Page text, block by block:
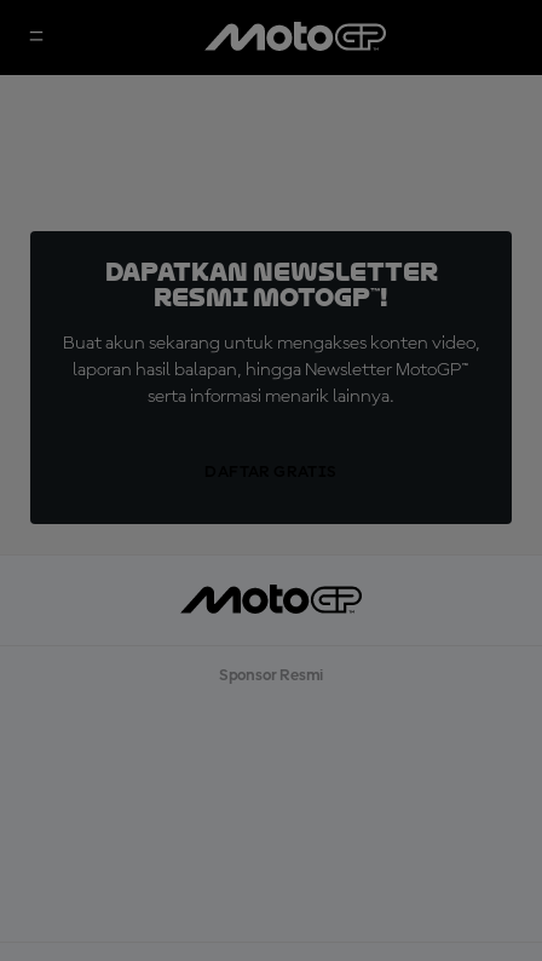
Dapatkan Newsletter
Resmi MotoGP™!
Buat akun sekarang untuk mengakses konten video,
laporan hasil balapan, hingga Newsletter MotoGP™
serta informasi menarik lainnya.
Sponsor Resmi